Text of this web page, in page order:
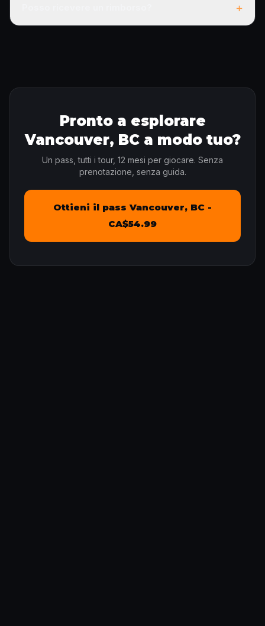
+
Pronto a esplorare
Vancouver, BC a modo tuo?
Un pass, tutti i tour, 12 mesi per giocare. Senza
prenotazione, senza guida.
Ottieni il pass Vancouver, BC -
CA$54.99